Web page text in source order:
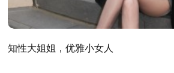
知性大姐姐，优雅小女人